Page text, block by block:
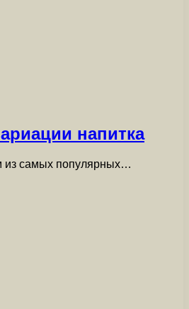
напитка
из самых популярных…